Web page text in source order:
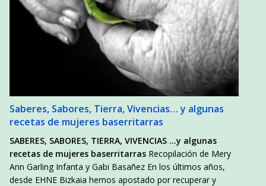
Saberes, Sabores, Tierra, Vivencias… y algunas
recetas de mujeres baserritarras
SABERES, SABORES, TIERRA, VIVENCIAS …y algunas
recetas de mujeres baserritarras Recopilación de Mery
Ann Garling Infanta y Gabi Basañez En los últimos años,
desde EHNE Bizkaia hemos apostado por recuperar y